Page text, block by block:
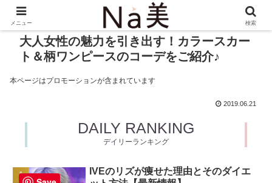
大人女性の魅力を引き出す！カラースカー
ト＆柄ワンピースのコーデをご紹介♪
本ページはプロモーションが含まれています
2019.06.21
DAILY RANKING
デイリーランキング
IVEのリズが痩せた理由とそのダイエ
メニュー 検索